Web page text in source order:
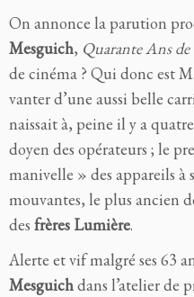
On annonce la parution
Mesguich, Quarante Ans
de cinéma ? Qui donc est M.
vanter d’une aussi belle
naissait à, peine il y a
doyen des opérateurs ; le
manivelle » des appareils à
mouvantes, le plus ancien
des frères Lumière.
Alerte et vif malgré ses 63
Mesguichdans l’atelier de